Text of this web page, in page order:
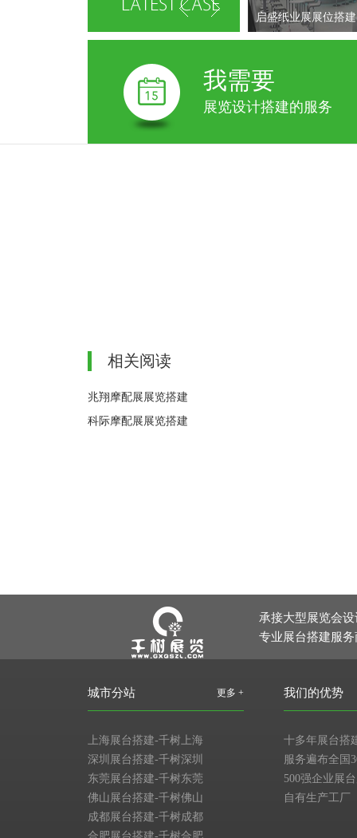
启盛纸业展展位搭建
我需要
展览设计搭建的服务
相关阅读
兆翔摩配展展览搭建
科际摩配展展览搭建
承接大型展览会
专业展台搭建服务
更多 +
城市分站
上海展台搭建-千树上海
深圳展台搭建-千树深圳
东莞展台搭建-千树东莞
佛山展台搭建-千树佛山
成都展台搭建-千树成都
我们的优势
十多年展台搭
服务遍布全国
500强企业展
自有生产工厂